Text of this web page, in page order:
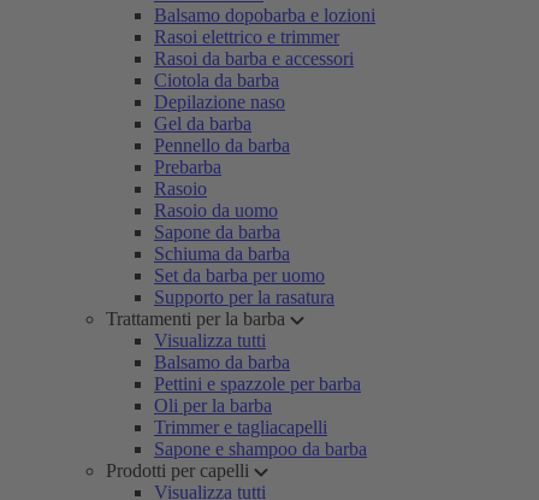
Balsamo dopobarba e lozioni
Rasoi elettrico e trimmer
Rasoi da barba e accessori
Ciotola da barba
Depilazione naso
Gel da barba
Pennello da barba
Prebarba
Rasoio
Rasoio da uomo
Sapone da barba
Schiuma da barba
Set da barba per uomo
Supporto per la rasatura
Trattamenti per la barba
Visualizza tutti
Balsamo da barba
Pettini e spazzole per barba
Oli per la barba
Trimmer e tagliacapelli
Sapone e shampoo da barba
Prodotti per capelli
Visualizza tutti